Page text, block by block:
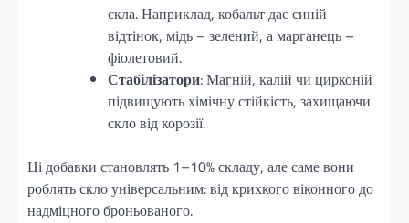
скла. Наприклад, кобальт дає синій
відтінок, мідь – зелений, а марганець –
фіолетовий.
Стабілізатори: Магній, калій чи цирконій
підвищують хімічну стійкість, захищаючи
скло від корозії.
Ці добавки становлять 1–10% складу, але саме вони
роблять скло універсальним: від крихкого віконного до
надміцного броньованого.